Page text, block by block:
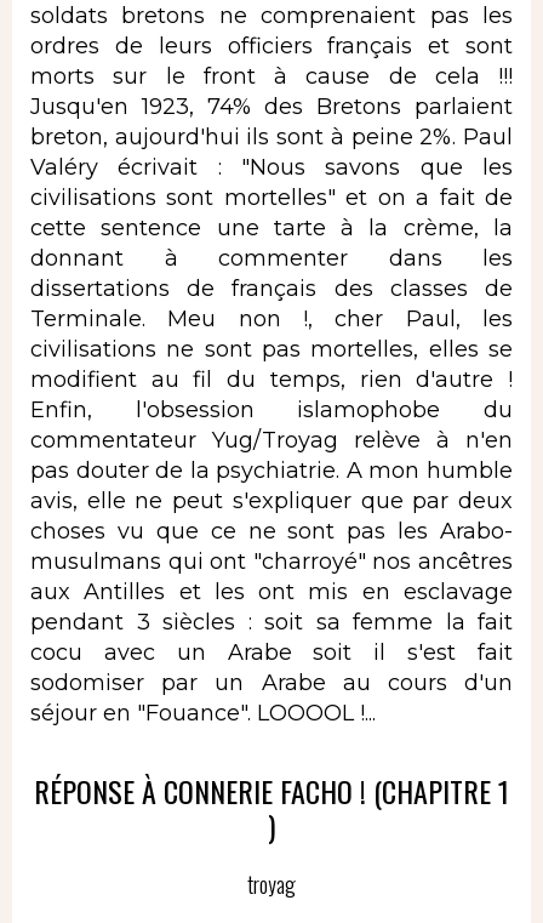
soldats bretons ne comprenaient pas les
ordres de leurs officiers français et sont
morts sur le front à cause de cela !!!
Jusqu'en 1923, 74% des Bretons parlaient
breton, aujourd'hui ils sont à peine 2%. Paul
Valéry écrivait : "Nous savons que les
civilisations sont mortelles" et on a fait de
cette sentence une tarte à la crème, la
donnant à commenter dans les
dissertations de français des classes de
Terminale. Meu non !, cher Paul, les
civilisations ne sont pas mortelles, elles se
modifient au fil du temps, rien d'autre !
Enfin, l'obsession islamophobe du
commentateur Yug/Troyag relève à n'en
pas douter de la psychiatrie. A mon humble
avis, elle ne peut s'expliquer que par deux
choses vu que ce ne sont pas les Arabo-
musulmans qui ont "charroyé" nos ancêtres
aux Antilles et les ont mis en esclavage
pendant 3 siècles : soit sa femme la fait
cocu avec un Arabe soit il s'est fait
sodomiser par un Arabe au cours d'un
séjour en "Fouance". LOOOOL !...
RÉPONSE À CONNERIE FACHO ! (CHAPITRE 1
)
troyag